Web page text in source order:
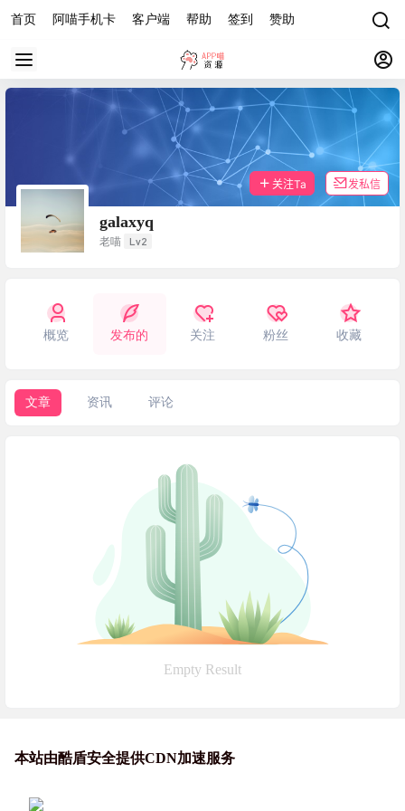
首页 阿喵手机卡 客户端 帮助 签到 赞助
galaxyq
老喵 Lv2
关注Ta 发私信
概览 发布的 关注 粉丝 收藏
文章 资讯 评论
Empty Result
本站由酷盾安全提供CDN加速服务